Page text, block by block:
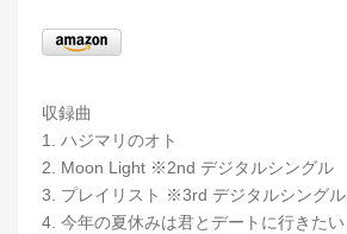
収録曲
1. ハジマリのオト
2. Moon Light ※2nd デジタルシングル
3. プレイリスト ※3rd デジタルシングル
4. 今年の夏休みは君とデートに行きたい